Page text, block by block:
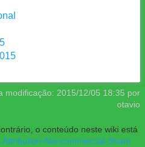
modificação: 2015/12/05 18:35 por
otavio
o conteúdo neste wiki está
Attribution-Noncommercial-Share